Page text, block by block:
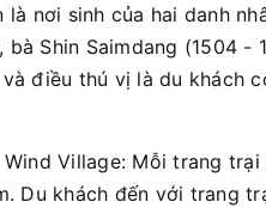
nơi sinh của hai danh
Shin Saimdang (1504 -
điều thú vị là du khách
Village: Mỗi trang
Du khách đến với trang